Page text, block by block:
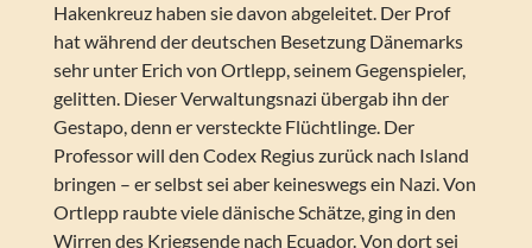
Hakenkreuz haben sie davon abgeleitet. Der Prof
hat während der deutschen Besetzung Dänemarks
sehr unter Erich von Ortlepp, seinem Gegenspieler,
gelitten. Dieser Verwaltungsnazi übergab ihn der
Gestapo, denn er versteckte Flüchtlinge. Der
Professor will den Codex Regius zurück nach Island
bringen – er selbst sei aber keineswegs ein Nazi. Von
Ortlepp raubte viele dänische Schätze, ging in den
Wirren des Kriegsende nach Ecuador. Von dort sei